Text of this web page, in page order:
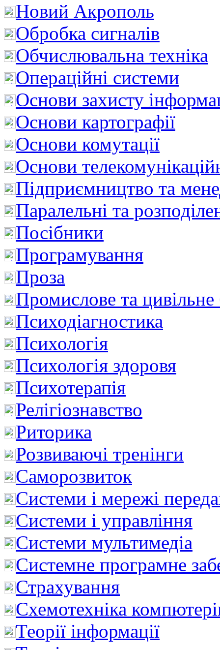
Новий Акрополь
Обробка сигналів
Обчислювальна техніка
Операційні системи
Основи захисту
Основи картографії
Основи комутації
Основи
Підприємництво та
Паралельні та
Посібники
Програмування
Проза
Промислове та цивільне
Психодіагностика
Психологія
Психологія здоровя
Психотерапія
Релігіознавство
Риторика
Розвиваючі тренінги
Саморозвиток
Системи і мережі
Системи і управління
Системи мультимедіа
Системне програмне
Страхування
Схемотехніка
Теорії інформації